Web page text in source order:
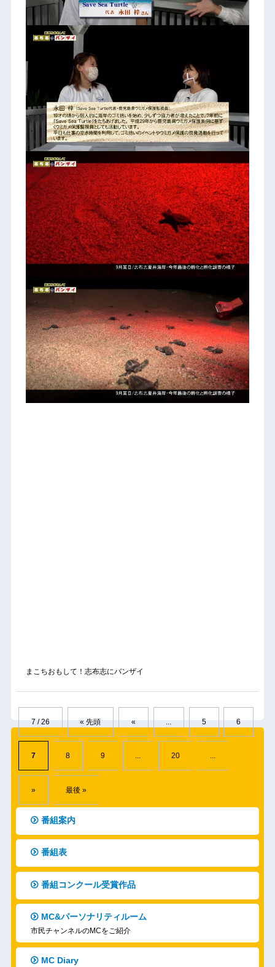
まこちおもして！志布志にバンザイ
7 / 26 « 先頭 « 5 6
7 8 9 ... 20 ...
» 最後 »
番組案内
番組表
番組コンクール受賞作品
MC&パーソナリティルーム
市民チャンネルのMCをご紹介
MC Diary